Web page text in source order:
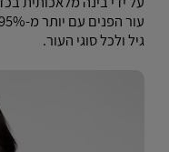
גיל ולכל סוגי העור.